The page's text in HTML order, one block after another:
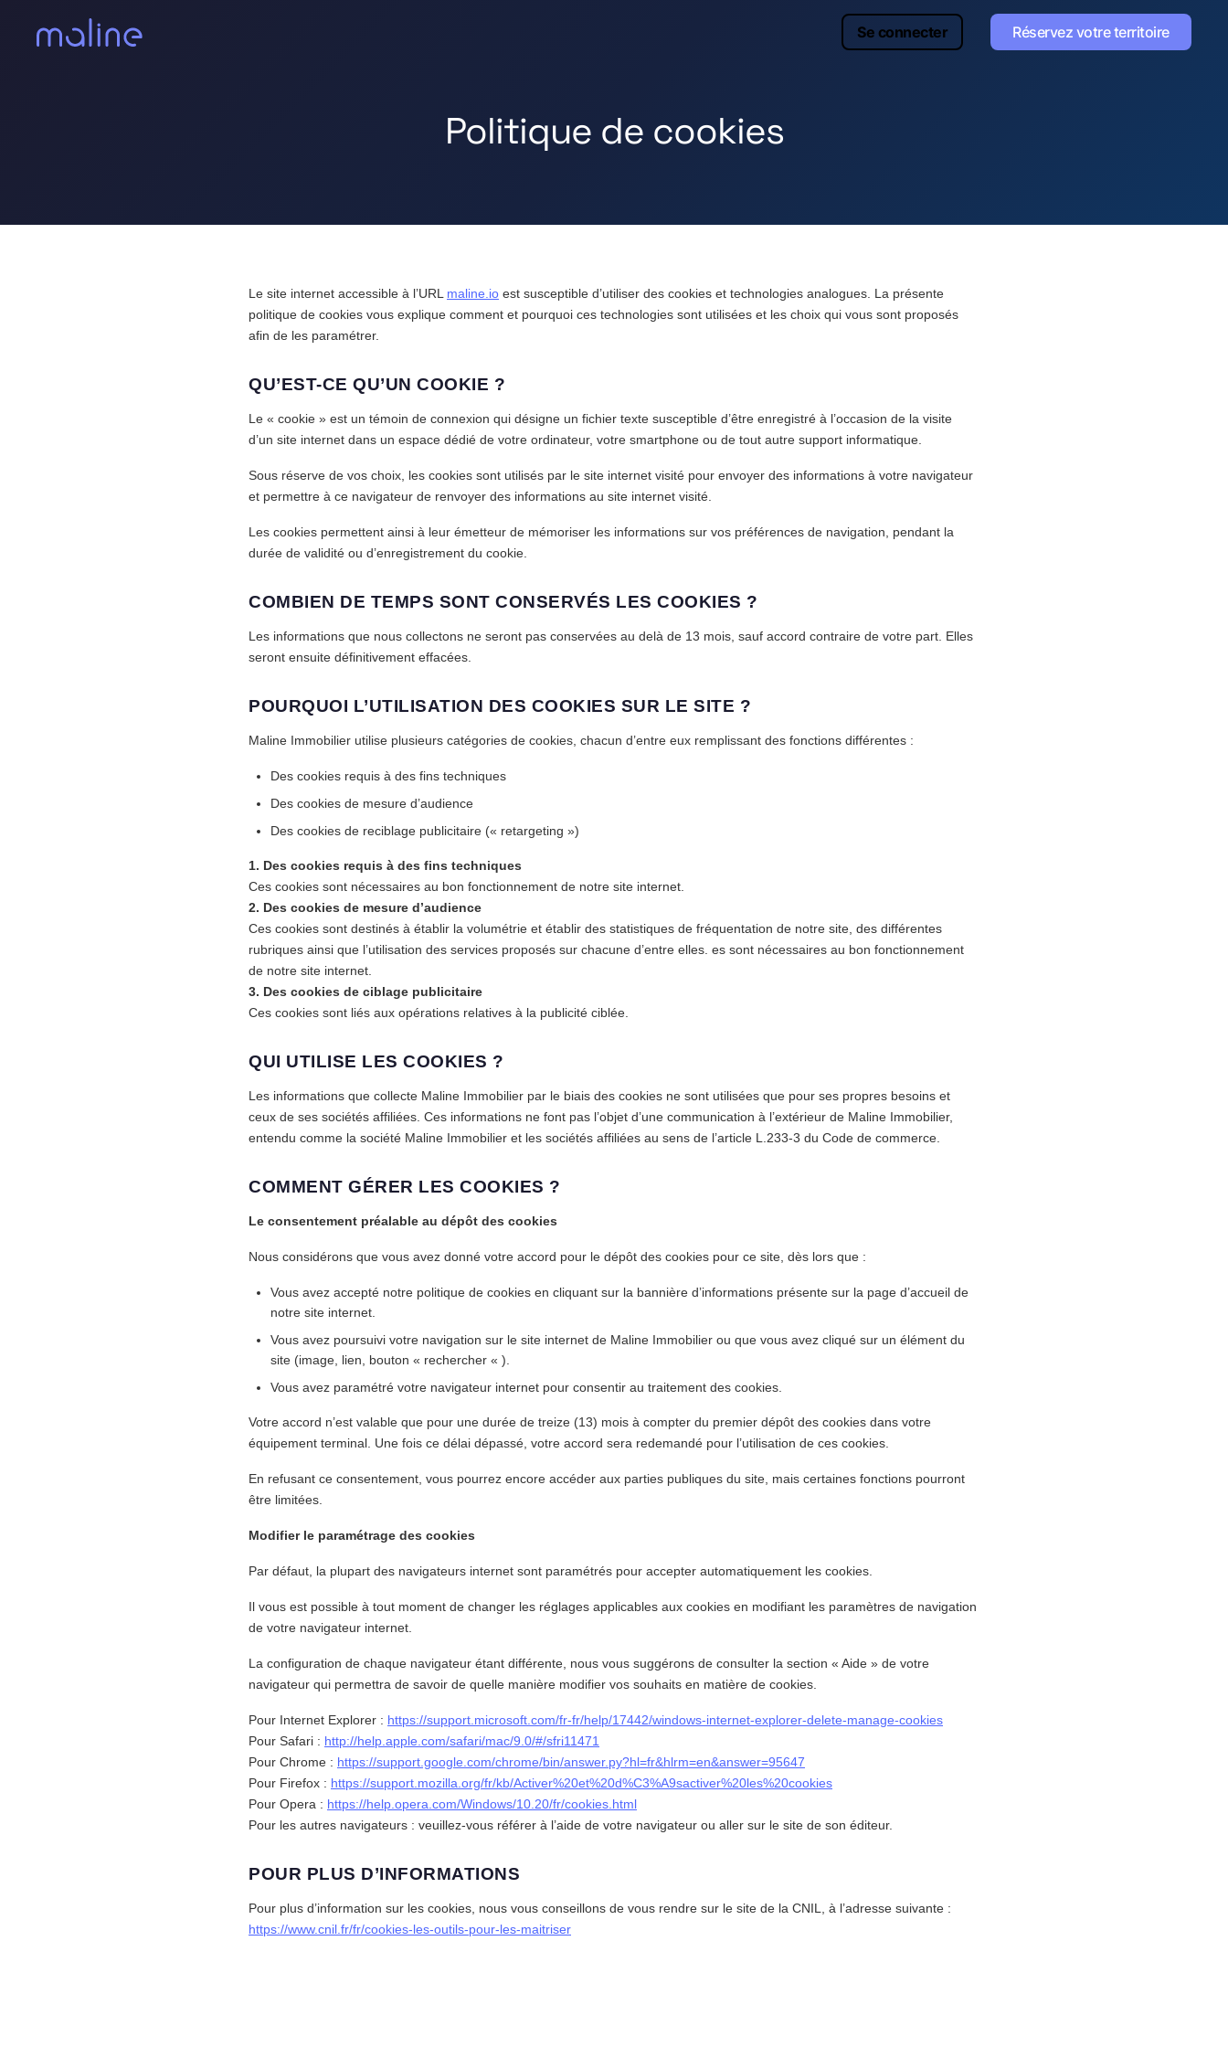
Se connecter Réservez votre territoire
Politique de cookies
Le site internet accessible à l’URL maline.io est susceptible d’utiliser des cookies et technologies analogues. La présente
politique de cookies vous explique comment et pourquoi ces technologies sont utilisées et les choix qui vous sont proposés
afin de les paramétrer.
QU’EST-CE QU’UN COOKIE ?
Le « cookie » est un témoin de connexion qui désigne un fichier texte susceptible d’être enregistré à l’occasion de la visite
d’un site internet dans un espace dédié de votre ordinateur, votre smartphone ou de tout autre support informatique.
Sous réserve de vos choix, les cookies sont utilisés par le site internet visité pour envoyer des informations à votre navigateur
et permettre à ce navigateur de renvoyer des informations au site internet visité.
Les cookies permettent ainsi à leur émetteur de mémoriser les informations sur vos préférences de navigation, pendant la
durée de validité ou d’enregistrement du cookie.
COMBIEN DE TEMPS SONT CONSERVÉS LES COOKIES ?
Les informations que nous collectons ne seront pas conservées au delà de 13 mois, sauf accord contraire de votre part. Elles
seront ensuite définitivement effacées.
POURQUOI L’UTILISATION DES COOKIES SUR LE SITE ?
Maline Immobilier utilise plusieurs catégories de cookies, chacun d’entre eux remplissant des fonctions différentes :
Des cookies requis à des fins techniques
Des cookies de mesure d’audience
Des cookies de reciblage publicitaire (« retargeting »)
1. Des cookies requis à des fins techniques
Ces cookies sont nécessaires au bon fonctionnement de notre site internet.
2. Des cookies de mesure d’audience
Ces cookies sont destinés à établir la volumétrie et établir des statistiques de fréquentation de notre site, des différentes
rubriques ainsi que l’utilisation des services proposés sur chacune d’entre elles. es sont nécessaires au bon fonctionnement
de notre site internet.
3. Des cookies de ciblage publicitaire
Ces cookies sont liés aux opérations relatives à la publicité ciblée.
QUI UTILISE LES COOKIES ?
Les informations que collecte Maline Immobilier par le biais des cookies ne sont utilisées que pour ses propres besoins et
ceux de ses sociétés affiliées. Ces informations ne font pas l’objet d’une communication à l’extérieur de Maline Immobilier,
entendu comme la société Maline Immobilier et les sociétés affiliées au sens de l’article L.233-3 du Code de commerce.
COMMENT GÉRER LES COOKIES ?
Le consentement préalable au dépôt des cookies
Nous considérons que vous avez donné votre accord pour le dépôt des cookies pour ce site, dès lors que :
Vous avez accepté notre politique de cookies en cliquant sur la bannière d’informations présente sur la page d’accueil de
notre site internet.
Vous avez poursuivi votre navigation sur le site internet de Maline Immobilier ou que vous avez cliqué sur un élément du
site (image, lien, bouton « rechercher « ).
Vous avez paramétré votre navigateur internet pour consentir au traitement des cookies.
Votre accord n’est valable que pour une durée de treize (13) mois à compter du premier dépôt des cookies dans votre
équipement terminal. Une fois ce délai dépassé, votre accord sera redemandé pour l’utilisation de ces cookies.
En refusant ce consentement, vous pourrez encore accéder aux parties publiques du site, mais certaines fonctions pourront
être limitées.
Modifier le paramétrage des cookies
Par défaut, la plupart des navigateurs internet sont paramétrés pour accepter automatiquement les cookies.
Il vous est possible à tout moment de changer les réglages applicables aux cookies en modifiant les paramètres de navigation
de votre navigateur internet.
La configuration de chaque navigateur étant différente, nous vous suggérons de consulter la section « Aide » de votre
navigateur qui permettra de savoir de quelle manière modifier vos souhaits en matière de cookies.
Pour Internet Explorer : https://support.microsoft.com/fr-fr/help/17442/windows-internet-explorer-delete-manage-cookies
Pour Safari : http://help.apple.com/safari/mac/9.0/#/sfri11471
Pour Chrome : https://support.google.com/chrome/bin/answer.py?hl=fr&hlrm=en&answer=95647
Pour Firefox : https://support.mozilla.org/fr/kb/Activer%20et%20d%C3%A9sactiver%20les%20cookies
Pour Opera : https://help.opera.com/Windows/10.20/fr/cookies.html
Pour les autres navigateurs : veuillez-vous référer à l’aide de votre navigateur ou aller sur le site de son éditeur.
POUR PLUS D’INFORMATIONS
Pour plus d’information sur les cookies, nous vous conseillons de vous rendre sur le site de la CNIL, à l’adresse suivante :
https://www.cnil.fr/fr/cookies-les-outils-pour-les-maitriser